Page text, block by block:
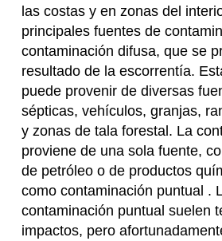
las costas y en zonas del
principales fuentes de
contaminación difusa, que se
resultado de la escorrentía.
puede provenir de diversas
sépticas, vehículos, granjas,
y zonas de tala forestal. La
proviene de una sola fuente,
de petróleo o de productos
como contaminación puntual .
contaminación puntual suelen
impactos, pero